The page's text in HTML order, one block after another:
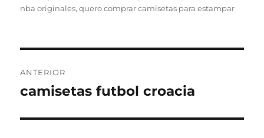
nba originales,quero comprar camisetas para estampar
de
ANTERIOR
Entrada
camisetas futbol croacia